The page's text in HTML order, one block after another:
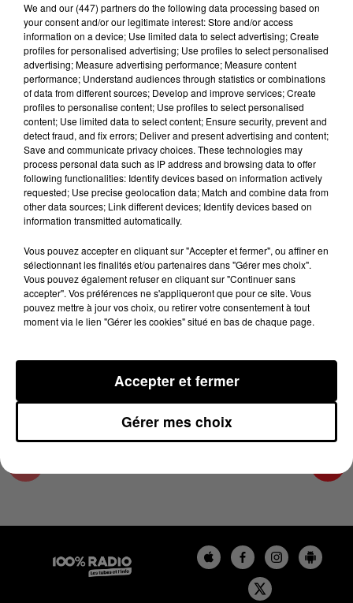
Lecture (2 min 22 sec)
100%
100% Radio les infos de l'Hérault
25 janvier 2024 - 2 min 22 sec
LES INFOS DE L'HÉRAULT DU 25/01/2024 À
11H00
Podcasts infos de l'Hérault
We and our (447) partnersdo the following data processing based on
your consent and/or our legitimate interest: Store and/or access
information on a device; Use limited data to select advertising; Create
profiles for personalised advertising; Use profiles to select personalised
advertising; Measure advertising performance; Measure content
performance; Understand audiences through statistics or combinations
of data from different sources; Develop and improve services; Create
profiles to personalise content; Use profiles to select personalised
content; Use limited data to select content; Ensure security, prevent and
detect fraud, and fix errors; Deliver and present advertising and content;
Save and communicate privacy choices. These technologies may
process personal data such as IP address and browsing data to offer
following functionalities: Identify devices based on information actively
requested; Use precise geolocation data; Match and combine data from
other data sources; Link different devices; Identify devices based on
information transmitted automatically.
Vous pouvez accepter en cliquant sur "Accepter et fermer", ou affiner en
sélectionnant les finalités et/ou partenaires dans "Gérer mes choix".
Vous pouvez également refuser en cliquant sur "Continuer sans
accepter". Vos préférences ne s'appliqueront que pour ce site. Vous
pouvez mettre à jour vos choix, ou retirer votre consentement à tout
moment via le lien "Gérer les cookies" situé en bas de chaque page.
Gérer mes choix
Accepter et fermer